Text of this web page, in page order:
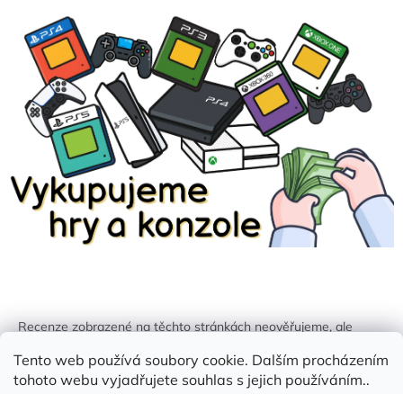
Tento web používá soubory cookie. Dalším procházením
tohoto webu vyjadřujete souhlas s jejich používáním..
Recenze zobrazené na těchto stránkách neověřujeme, ale
identifikován.